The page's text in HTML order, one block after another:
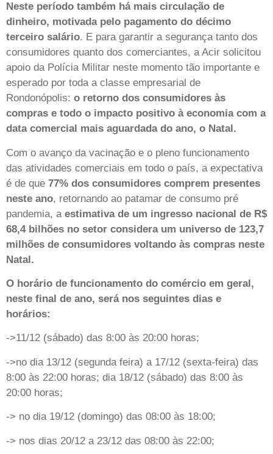
Neste período também há mais circulação de
dinheiro, motivada pelo pagamento do décimo
terceiro salário. E para garantir a segurança tanto dos
consumidores quanto dos comerciantes, a Acir solicitou
apoio da Polícia Militar neste momento tão importante e
esperado por toda a classe empresarial de
Rondonópolis: o retorno dos consumidores às
compras e todo o impacto positivo à economia com a
data comercial mais aguardada do ano, o Natal.
Com o avanço da vacinação e o pleno funcionamento
das atividades comerciais em todo o país, a expectativa
é de que 77% dos consumidores comprem presentes
neste ano, retornando ao patamar de consumo pré
pandemia, a estimativa de um ingresso nacional de R$
68,4 bilhões no setor considera um universo de 123,7
milhões de consumidores voltando às compras neste
Natal.
O horário de funcionamento do comércio em geral,
neste final de ano, será nos seguintes dias e
horários:
->11/12 (sábado) das 8:00 às 20:00 horas;
->no dia 13/12 (segunda feira) a 17/12 (sexta-feira) das
8:00 às 22:00 horas; dia 18/12 (sábado) das 8:00 às
20:00 horas;
-> no dia 19/12 (domingo) das 08:00 às 18:00;
-> nos dias 20/12 a 23/12 das 08:00 às 22:00;